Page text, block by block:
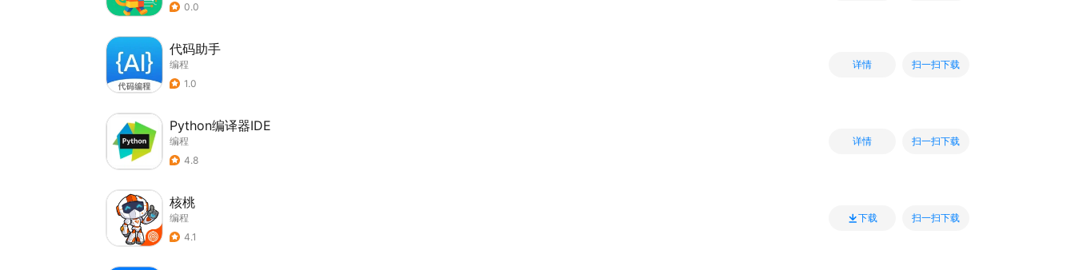
0.0
代码助手
编程
1.0
详情 扫一扫下载
Python编译器IDE
编程
4.8
详情 扫一扫下载
核桃
编程
4.1
下载 扫一扫下载